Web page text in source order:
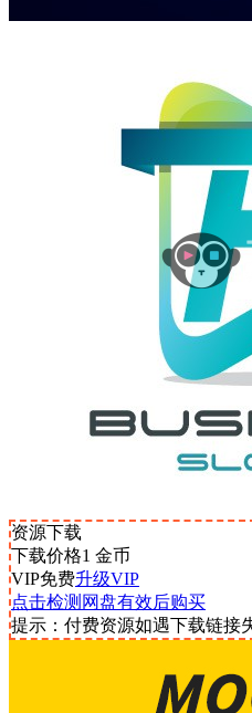
资源下载
下载价格1 金币
VIP免费升级VIP
点击检测网盘有效后购买
提示：付费资源如遇下载链接